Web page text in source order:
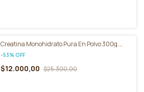
Creatina Monohidrato Pura En Polvo 300g.
-53% OFF
$12.000,00 $25.300,00